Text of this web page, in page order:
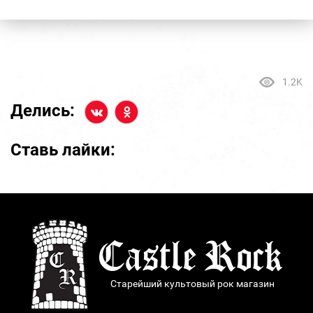
1.2K
Делись:
Ставь лайки:
Старейший культовый рок магазин